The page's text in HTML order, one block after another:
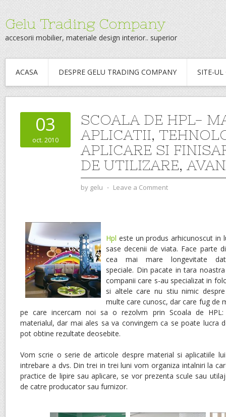
Gelu Trading Company
accesorii mobilier, materiale design interior.. superior
ACASA DESPRE GELU TRADING COMPANY SITE-UL
03
oct. 2010
SCOALA DE HPL-
APLICATII,
APLICARE SI
DE UTILIZARE,
by gelu ⋅ Leave a Comment
Hpl este un produs arhicunoscut in
sase decenii de viata. Face parte
cea mai mare longevitate
speciale. Din pacate in tara
companii care s-au specializat in
si altele care nu stiu nimic
multe care cunosc, dar care fug de
pe care incercam noi sa o rezolvm prin Scoala de
materialul, dar mai ales sa va convingem ca se poate lucra
pot obtine rezultate deosebite.
Vom scrie o serie de articole despre material si aplicatiile
intrebare a dvs. Din trei in trei luni vom organiza intalniri la
practice de lipire sau aplicare, se vor prezenta scule sau
de catre producator sau furnizor.